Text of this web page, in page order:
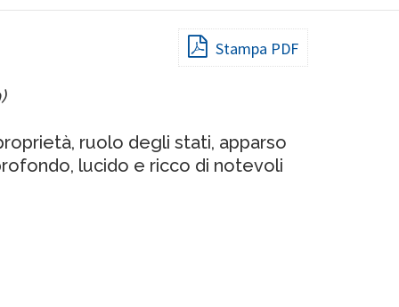
Stampa PDF
ruolo degli stati, apparso
lucido e ricco di notevoli